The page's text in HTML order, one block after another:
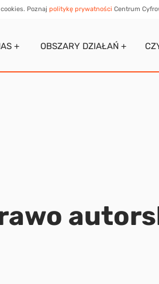
Poznaj politykę prywatności Centrum
+ OBSZARY DZIAŁAŃ +